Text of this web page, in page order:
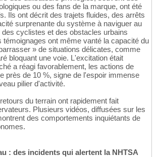
ou des fans de la marque, ont été
Ils ont décrit des trajets fluides, des arrêts
surprenante du système à naviguer au
des cyclistes et des obstacles urbains
témoignages ont même vanté la capacité du
» de situations délicates, comme
bloquant une voie. L'excitation était
a réagi favorablement, les actions de
près de 10 %, signe de l'espoir immense
pilier d'activité.
du terrain ont rapidement fait
Plusieurs vidéos, diffusées sur les
des comportements inquiétants de
: des incidents qui alertent la NHTSA